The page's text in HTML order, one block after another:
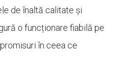
de înaltă calitate și
o funcționare fiabilă pe
în ceea ce